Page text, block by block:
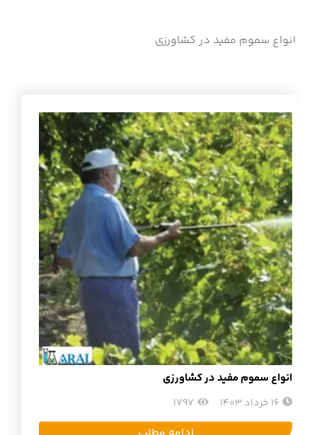
انواع سموم مفید در کشاورزی
انواع سموم مفید در کشاورزی
16 خرداد 1403 1797